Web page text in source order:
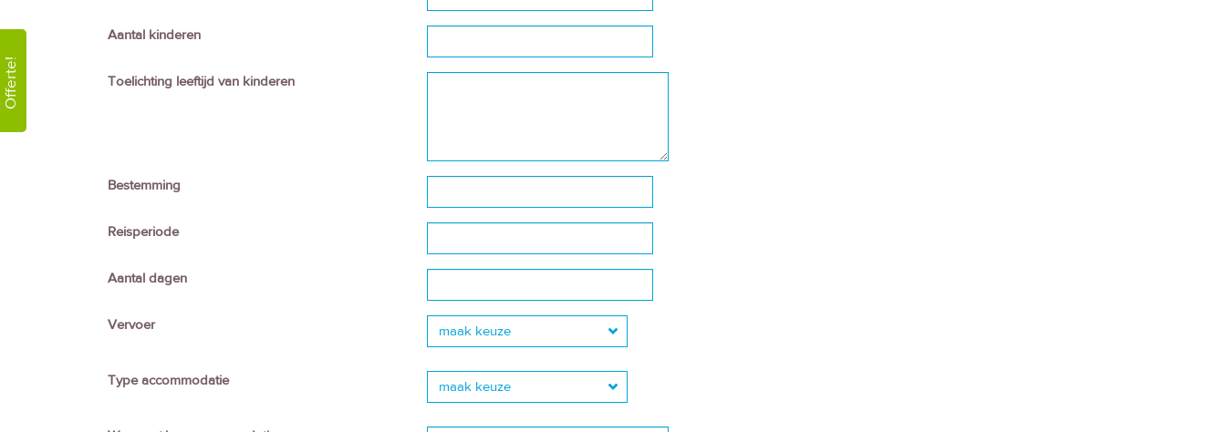
Offerte!
Aantal kinderen
Toelichting leeftijd van kinderen
Bestemming
Reisperiode
Aantal dagen
Vervoer maak keuze
Type accommodatie maak keuze